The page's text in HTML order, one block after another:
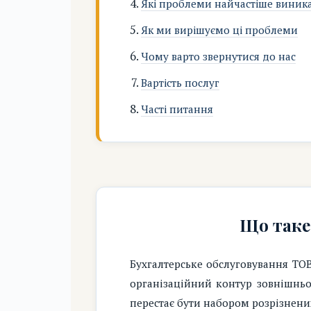
Які проблеми найчастіше
Як ми вирішуємо ці проблеми
Чому варто звернутися до нас
Вартість послуг
Часті питання
Що таке
Бухгалтерське обслуговування
організаційний контур
перестає бути набором